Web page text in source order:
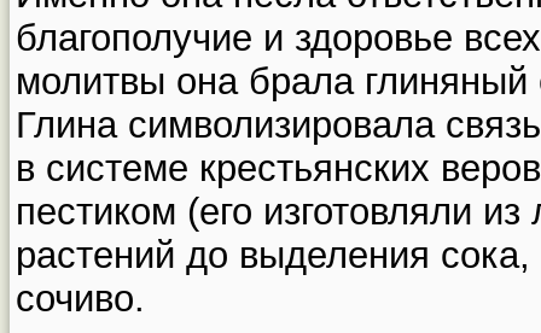
благополучие и здоровье
молитвы она брала
Глина символизировала
в системе крестьянских
пестиком (его изготовляли
растений до выделения
сочиво.